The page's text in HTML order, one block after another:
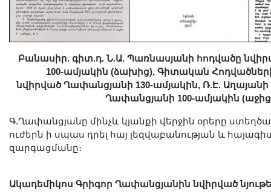
Բանասիր. գիտ.դ. Ն.Ա. Պառնասյանի հոդվածը
100-ամյակին (ձախից), Գիտական
նվիրված Ղափանցյանի 130-ամյակին, Ռ.Է.
Ղափանցյանի 100-ամյակին
Գ.Ղափանցյանը մինչև կյանքի վերջին օրերը
ուժերն ի սպաս դրել հայ լեզվաբանության և
զարգացմանը։
Ակադեմիկոս Գրիգոր Ղափանցյանին նվիրված